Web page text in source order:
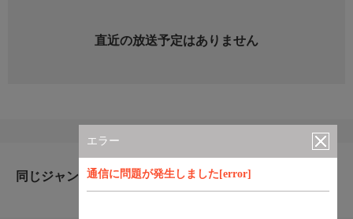
エラー
通信に問題が発生しました[error]
直近の放送予定はありません
同じジャンルのおすすめ番組